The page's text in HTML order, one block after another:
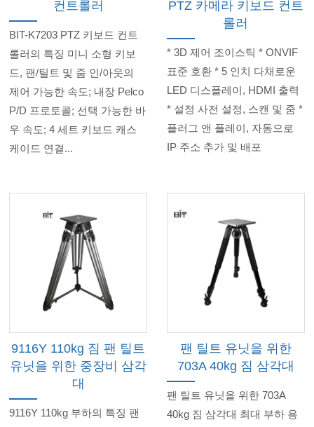
컨트롤러
BIT-K7203 PTZ 키보드 컨트
롤러의 특징 미니 소형 키보
드, 팬/틸트 및 줌 인/아웃의
제어 가능한 속도; 내장 Pelco
P/D 프로토콜; 선택 가능한 바
우 속도; 4 세트 키보드 캐스
케이드 연결...
PTZ 카메라 키보드 컨트
롤러
* 3D 제어 조이스틱 * ONVIF
표준 호환 * 5 인치 다채로운
LED 디스플레이, HDMI 출력
* 설정 사전 설정, 스캔 및 줌 *
플러그 앤 플레이, 자동으로
IP 주소 추가 및 배포
9116Y 110kg 짐 팬 틸트
유닛을 위한 중장비 삼각
대
9116Y 110kg 부하의 특징 팬
팬 틸트 유닛을 위한
703A 40kg 짐 삼각대
팬 틸트 유닛을 위한 703A
40kg 짐 삼각대 최대 부하 용